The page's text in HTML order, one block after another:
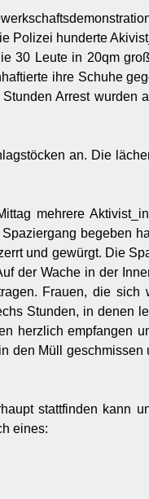
Polizei hunderte
30 Leute in 20qm
ihre Schuhe
Arrest wurden
an. Die
mehrere
begeben
und gewürgt. Die
der Wache in der
Frauen, die sich
Stunden, in denen
herzlich empfangen
den Müll geschmissen
stattfinden kann
eines: